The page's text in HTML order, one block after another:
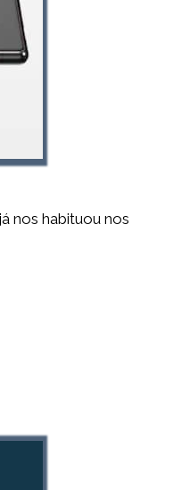
nos habituou nos